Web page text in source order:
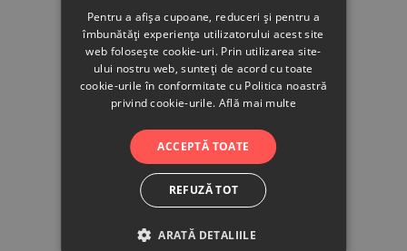
500
Pentru a afișa cupoane, reduceri și pentru a
îmbunătăți experiența utilizatorului acest site
web folosește cookie-uri. Prin utilizarea site-
ului nostru web, sunteți de acord cu toate
cookie-urile în conformitate cu Politica noastră
privind cookie-urile. Află mai multe
ACCEPTĂ TOATE
REFUZĂ TOT
ARATĂ DETALIILE